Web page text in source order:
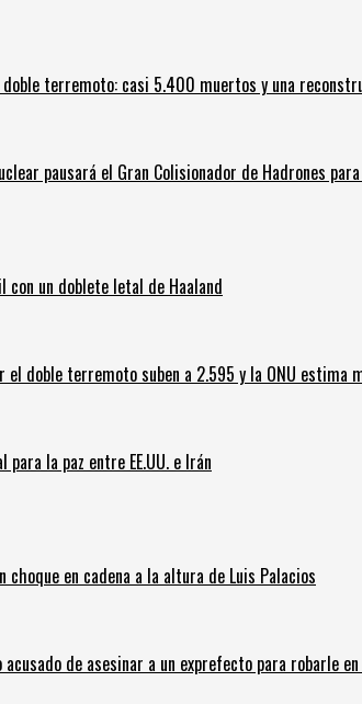
doble terremoto: casi 5.400 muertos y una
pausará el Gran Colisionador de Hadrones
un doblete letal de Haaland
el doble terremoto suben a 2.595 y la ONU estima
la paz entre EE.UU. e Irán
en cadena a la altura de Luis Palacios
de asesinar a un exprefecto para robarle